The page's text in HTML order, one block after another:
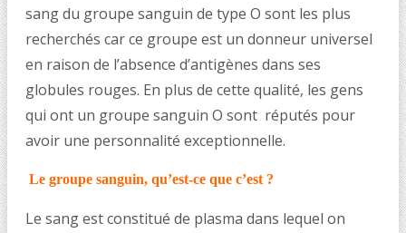
sang du groupe sanguin de type O sont les plus
recherchés car ce groupe est un donneur universel
en raison de l’absence d’antigènes dans ses
globules rouges. En plus de cette qualité, les gens
qui ont un groupe sanguin O sont réputés pour
avoir une personnalité exceptionnelle.
Le groupe sanguin, qu’est-ce que c’est ?
Le sang est constitué de plasma dans lequel on